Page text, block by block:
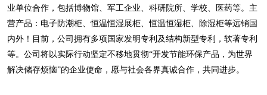
业单位合作，包括博物馆、军工企业、科研院所、学校、医药等。主
营产品：电子防潮柜、恒温恒湿展柜、恒温恒湿柜、除湿柜等远销国
内外！目前，公司拥有多项国家发明专利及结构新型专利，软著专利
等。公司将以实际行动坚定不移地贯彻“开发节能环保产品，为世界
解决储存烦恼”的企业使命，愿与社会各界真诚合作，共同进步。